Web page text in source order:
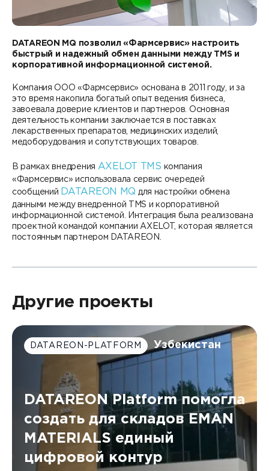
Контакты
DATAREON ESB
Новости
Анонсы мероприятий
Услуги
Образовательный марафон: ваш рывок к новым
Учебные курсы DATAREON
Техническая поддержка
Старт с Вендором
Партнеры
Партнерство с DATAREON
Партнеры DATAREON
Центр экспертизы
Статьи
Книги DATAREON
Вебинары
DATAREON MQ позволил «Фармсервис» настроить
быстрый и надежный обмен данными между TMS и
корпоративной информационной системой.
Компания ООО «Фармсервис» основана в 2011 году, и за
это время накопила богатый опыт ведения бизнеса,
завоевала доверие клиентов и партнеров. Основная
деятельность компании заключается в поставках
лекарственных препаратов, медицинских изделий,
медоборудования и сопутствующих товаров.
В рамках внедрения AXELOT TMS компания
«Фармсервис» использовала сервис очередей
сообщений DATAREON MQ для настройки обмена
данными между внедренной TMS и корпоративной
информационной системой. Интеграция была реализована
проектной командой компании AXELOT, которая является
постоянным партнером DATAREON.
Другие проекты
DATAREON-PLATFORM Узбекистан
DATAREON Platform помогла
создать для складов EMAN
MATERIALS единый
цифровой контур